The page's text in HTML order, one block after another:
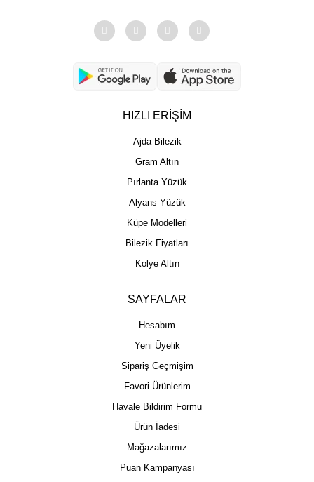
HIZLI ERİŞİM
Ajda Bilezik
Gram Altın
Pırlanta Yüzük
Alyans Yüzük
Küpe Modelleri
Bilezik Fiyatları
Kolye Altın
SAYFALAR
Hesabım
Yeni Üyelik
Sipariş Geçmişim
Favori Ürünlerim
Havale Bildirim Formu
Ürün İadesi
Mağazalarımız
Puan Kampanyası